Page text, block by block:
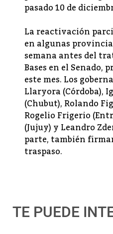
pasado 10 de
La reactivación
en algunas
semana antes del
Bases en el Senado,
este mes. Los
Llaryora (Córdoba),
(Chubut), Rolando
Rogelio Frigerio
(Jujuy) y Leandro
parte, también
traspaso.
TE PUEDE